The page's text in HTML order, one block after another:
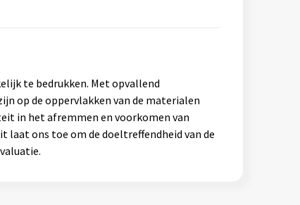
te bedrukken. Met opvallend
op de oppervlakken van de materialen
in het afremmen en voorkomen van
ons toe om de doeltreffendheid van de